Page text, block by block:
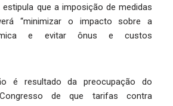
estipula que a imposição de medidas
“minimizar o impacto sobre a
e evitar ônus e custos
é resultado da preocupação do
de que tarifas contra